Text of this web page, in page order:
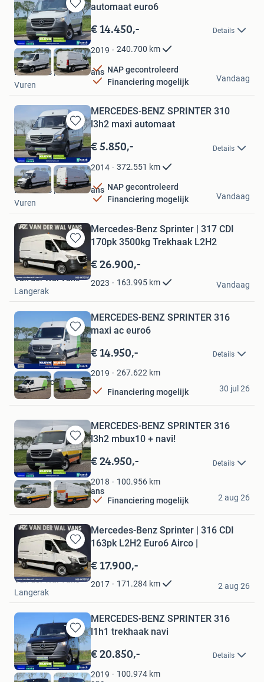
Bewaren
in
Mijn
Favorieten
automaat euro6
€ 14.450,- Details
2019 240.700 km
NAP gecontroleerd
Financiering mogelijk
Bestelbus | KLEYN Vans
Vuren
Vandaag
Bewaren
in
Mijn
Favorieten
MERCEDES-BENZ SPRINTER 310
l3h2 maxi automaat
€ 5.850,- Details
2014 372.551 km
NAP gecontroleerd
Financiering mogelijk
Bestelbus | KLEYN Vans
Vuren
Vandaag
Bewaren
in
Mijn
Favorieten
Mercedes-Benz Sprinter | 317 CDI
170pk 3500kg Trekhaak L2H2
€ 26.900,-
2023 163.995 km
Van der Wal Vans
Langerak
Vandaag
Bewaren
in
Mijn
Favorieten
MERCEDES-BENZ SPRINTER 316
maxi ac euro6
€ 14.950,- Details
2019 267.622 km
Financiering mogelijk
Kleyn Trucks BV
Vuren
30 jul 26
Bewaren
in
Mijn
Favorieten
MERCEDES-BENZ SPRINTER 316
l3h2 mbux10 + navi!
€ 24.950,- Details
2018 100.956 km
Financiering mogelijk
Bestelbus | KLEYN Vans
Vuren
2 aug 26
Bewaren
in
Mijn
Favorieten
Mercedes-Benz Sprinter | 316 CDI
163pk L2H2 Euro6 Airco |
€ 17.900,-
2017 171.284 km
Van der Wal Vans
Langerak
2 aug 26
Bewaren
in
Mijn
Favorieten
MERCEDES-BENZ SPRINTER 316
l1h1 trekhaak navi
€ 20.850,- Details
2019 100.974 km